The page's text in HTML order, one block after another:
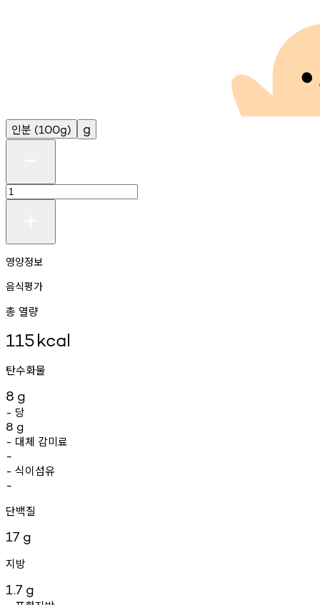
인분 (100g) g
영양정보
음식평가
총 열량
115kcal
탄수화물
8 g
- 당
8 g
- 대체 감미료
-
- 식이섬유
-
단백질
17 g
지방
1.7 g